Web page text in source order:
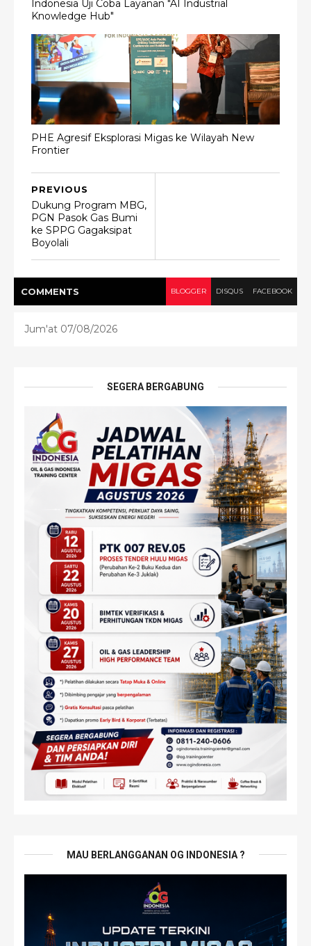
Indonesia Uji Coba Layanan "AI Industrial
Knowledge Hub"
PHE Agresif Eksplorasi Migas ke Wilayah New
Frontier
PREVIOUS
Dukung Program MBG,
PGN Pasok Gas Bumi
ke SPPG Gagaksipat
Boyolali
COMMENTS BLOGGER DISQUS FACEBOOK
Jum'at 07/08/2026
SEGERA BERGABUNG
MAU BERLANGGANAN OG INDONESIA ?